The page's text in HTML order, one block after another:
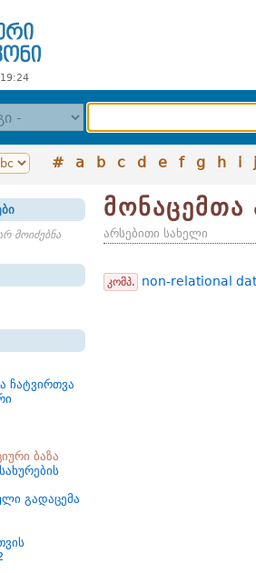
# a b c d e f g h i j
მოიძებნა
ჩატვირთვა
ბაზა
გადაცემა
მონაცემთა
არსებითი სახელი
კომპ. non-relational